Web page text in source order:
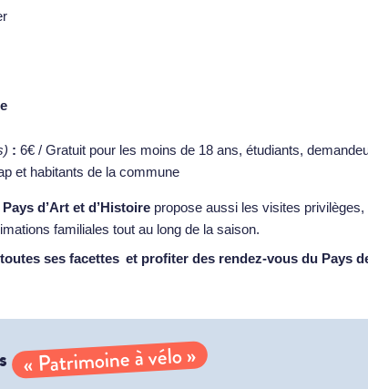
: 6€ / Gratuit pour les moins de 18 ans, étudiants,
et habitants de la commune
Pays d’Art et d’Histoire propose aussi les visites
familiales tout au long de la saison.
ses facettes et profiter des rendez-vous du Pays
« Patrimoine à vélo »